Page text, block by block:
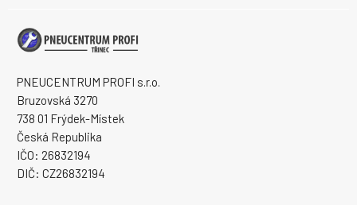
PNEUCENTRUM PROFI s.r.o.
Bruzovská 3270
738 01 Frýdek-Místek
Česká Republika
IČO: 26832194
DIČ: CZ26832194